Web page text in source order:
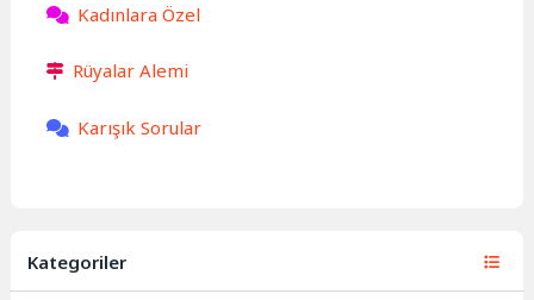
Kadınlara Özel
Rüyalar Alemi
Karışık Sorular
Kategoriler